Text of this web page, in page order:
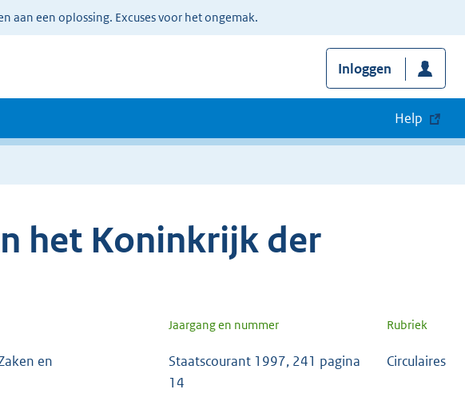
aan een oplossing. Excuses voor het ongemak.
Inloggen
Help
het Koninkrijk der
Jaargang en nummer Rubriek
en
Staatscourant 1997, 241 pagina
14
Circulaires